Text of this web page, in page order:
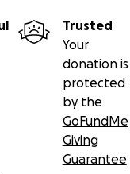
Trusted
Your
donation is
protected
by the
GoFundMe
Giving
Guarantee